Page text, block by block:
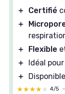
＋ Certifié
＋
＋
Flexible
＋
Idéal
＋
★★★★★
★★★★★ 4/5